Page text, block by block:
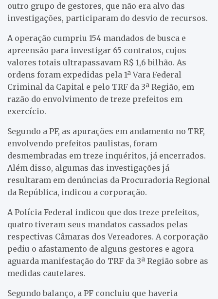
outro grupo de gestores, que não era alvo das
investigações, participaram do desvio de recursos.
A operação cumpriu 154 mandados de busca e
apreensão para investigar 65 contratos, cujos
valores totais ultrapassavam R$ 1,6 bilhão. As
ordens foram expedidas pela 1ª Vara Federal
Criminal da Capital e pelo TRF da 3ª Região, em
razão do envolvimento de treze prefeitos em
exercício.
Segundo a PF, as apurações em andamento no TRF,
envolvendo prefeitos paulistas, foram
desmembradas em treze inquéritos, já encerrados.
Além disso, algumas das investigações já
resultaram em denúncias da Procuradoria Regional
da República, indicou a corporação.
A Polícia Federal indicou que dos treze prefeitos,
quatro tiveram seus mandatos cassados pelas
respectivas Câmaras dos Vereadores. A corporação
pediu o afastamento de alguns gestores e agora
aguarda manifestação do TRF da 3ª Região sobre as
medidas cautelares.
Segundo balanço, a PF concluiu que haveria